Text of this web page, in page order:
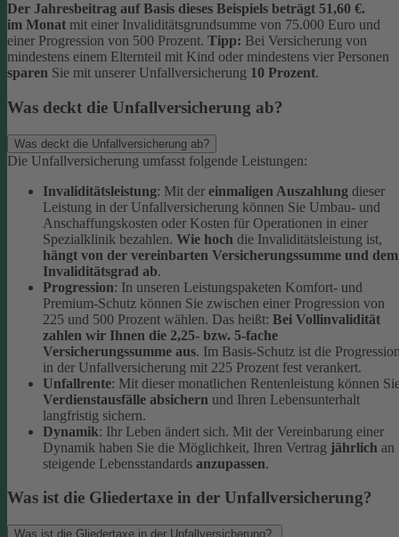
Der Jahresbeitrag auf Basis dieses Beispiels beträgt 51,60 €.
im Monat mit einer Invaliditätsgrundsumme von 75.000 Euro und
einer Progression von 500 Prozent. Tipp: Bei Versicherung von
mindestens einem Elternteil mit Kind oder mindestens vier Personen
sparen Sie mit unserer Unfallversicherung 10 Prozent.
Was deckt die Unfallversicherung ab?
Was deckt die Unfallversicherung ab?
Die Unfallversicherung umfasst folgende Leistungen:
Invaliditätsleistung: Mit der einmaligen Auszahlung dieser
Leistung in der Unfallversicherung können Sie Umbau- und
Anschaffungskosten oder Kosten für Operationen in einer
Spezialklinik bezahlen. Wie hoch die Invaliditätsleistung ist,
hängt von der vereinbarten Versicherungssumme und dem
Invaliditätsgrad ab.
Progression: In unseren Leistungspaketen Komfort- und
Premium-Schutz können Sie zwischen einer Progression von
225 und 500 Prozent wählen. Das heißt: Bei Vollinvalidität
zahlen wir Ihnen die 2,25- bzw. 5-fache
Versicherungssumme aus. Im Basis-Schutz ist die
in der Unfallversicherung mit 225 Prozent fest verankert.
Unfallrente: Mit dieser monatlichen Rentenleistung können
Verdienstausfälle absichern und Ihren Lebensunterhalt
langfristig sichern.
Dynamik: Ihr Leben ändert sich. Mit der Vereinbarung einer
Dynamik haben Sie die Möglichkeit, Ihren Vertrag jährlich an
steigende Lebensstandards anzupassen.
Was ist die Gliedertaxe in der Unfallversicherung?
Was ist die Gliedertaxe in der Unfallversicherung?